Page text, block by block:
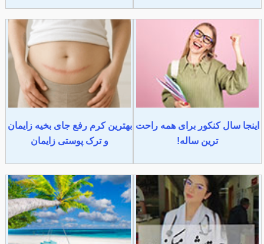
اینجا سال کنکور برای همه راحت
ترین ساله!
بهترین کرم رفع جای بخیه زایمان
و ترک پوستی زایمان